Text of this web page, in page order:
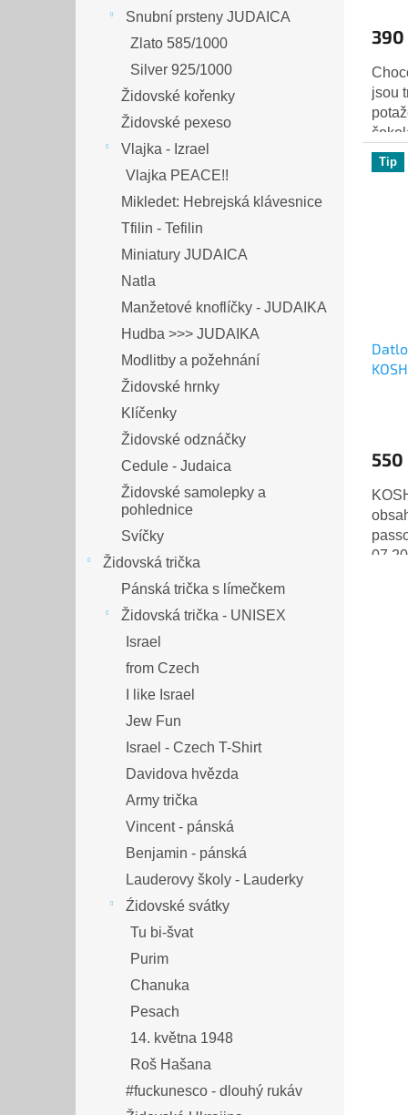
Snubní prsteny JUDAICA
Zlato 585/1000
Silver 925/1000
Židovské kořenky
Židovské pexeso
Vlajka - Izrael
Vlajka PEACE!!
Mikledet: Hebrejská klávesnice
Tfilin - Tefilin
Miniatury JUDAICA
Natla
Manžetové knoflíčky - JUDAIKA
Hudba >>> JUDAIKA
Modlitby a požehnání
Židovské hrnky
Klíčenky
Židovské odznáčky
Cedule - Judaica
Židovské samolepky a
pohlednice
Svíčky
Židovská trička
Pánská trička s límečkem
Židovská trička - UNISEX
Israel
from Czech
I like Israel
Jew Fun
Israel - Czech T-Shirt
Davidova hvězda
Army trička
Vincent - pánská
Benjamin - pánská
Lauderovy školy - Lauderky
Źidovské svátky
Tu bi-švat
Purim
Chanuka
Pesach
14. května 1948
Roš Hašana
#fuckunesco - dlouhý rukáv
je
5,0
z
5
390
jsou
Tip
550